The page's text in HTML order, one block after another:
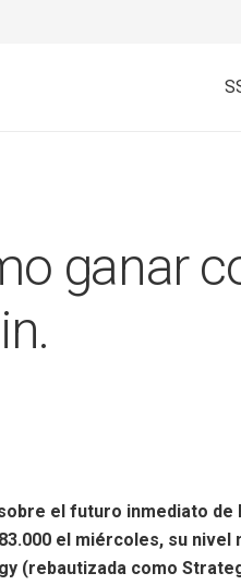
ganar
el futuro inmediato de
el miércoles, su nivel
(rebautizada como